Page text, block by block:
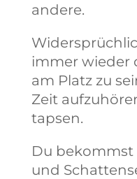
andere.
immer wieder
am Platz zu
Zeit
tapsen.
Du bekommst
und